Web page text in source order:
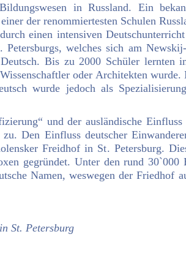
in Russland. Ein
der renommiertesten Schulen
einen intensiven
welches sich am
Bis zu 2000 Schüler lernten
oder Architekten wurde.
wurde jedoch als
und der ausländische
Den Einfluss deutscher
Freidhof in St. Petersburg.
gegründet. Unter den rund 30`000
Namen, weswegen der Friedhof
St. Petersburg